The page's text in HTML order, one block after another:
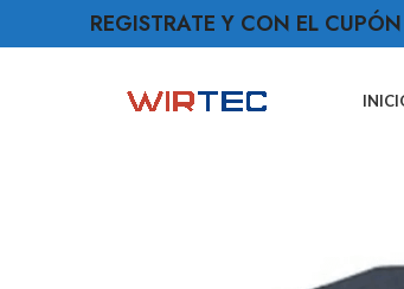
REGISTRATE Y CON EL